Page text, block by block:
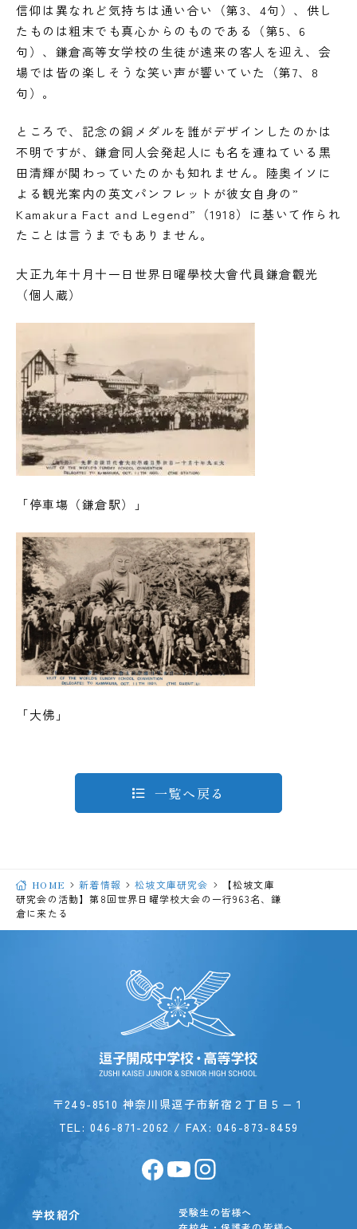
信仰は異なれど気持ちは通い合い（第3、4句）、供し
たものは粗末でも真心からのものである（第5、6
句）、鎌倉高等女学校の生徒が遠来の客人を迎え、会
場では皆の楽しそうな笑い声が響いていた（第7、8
句）。
ところで、記念の銅メダルを誰がデザインしたのかは
不明ですが、鎌倉同人会発起人にも名を連ねている黒
田清輝が関わっていたのかも知れません。陸奥イソに
よる観光案内の英文パンフレットが彼女自身の”
Kamakura Fact and Legend”（1918）に基いて作られ
たことは言うまでもありません。
大正九年十月十一日世界日曜學校大會代員鎌倉觀光
（個人蔵）
「停車塲（鎌倉駅）」
「大佛」
一覧へ戻る
HOME 新着情報 松坡文庫研究会
【松坡文庫
研究会の活動】第8回世界日曜学校大会の一行963名、鎌
倉に来たる
〒249-8510 神奈川県逗子市新宿２丁目５−１
TEL: 046-871-2062 / FAX: 046-873-8459
受験生の皆様へ
学校紹介